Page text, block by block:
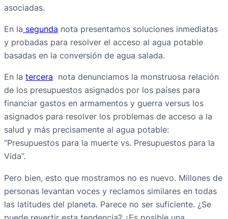
asociadas.
En la segunda nota presentamos soluciones inmediatas
y probadas para resolver el acceso al agua potable
basadas en la conversión de agua salada.
En la tercera nota denunciamos la monstruosa relación
de los presupuestos asignados por los países para
financiar gastos en armamentos y guerra versus los
asignados para resolver los problemas de acceso a la
salud y más precisamente al agua potable:
“Presupuestos para la muerte vs. Presupuestos para la
Vida”.
Pero bien, esto que mostramos no es nuevo. Millones de
personas levantan voces y reclamos similares en todas
las latitudes del planeta. Parece no ser suficiente. ¿Se